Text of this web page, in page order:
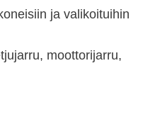
ja valikoituihin
moottorijarru,